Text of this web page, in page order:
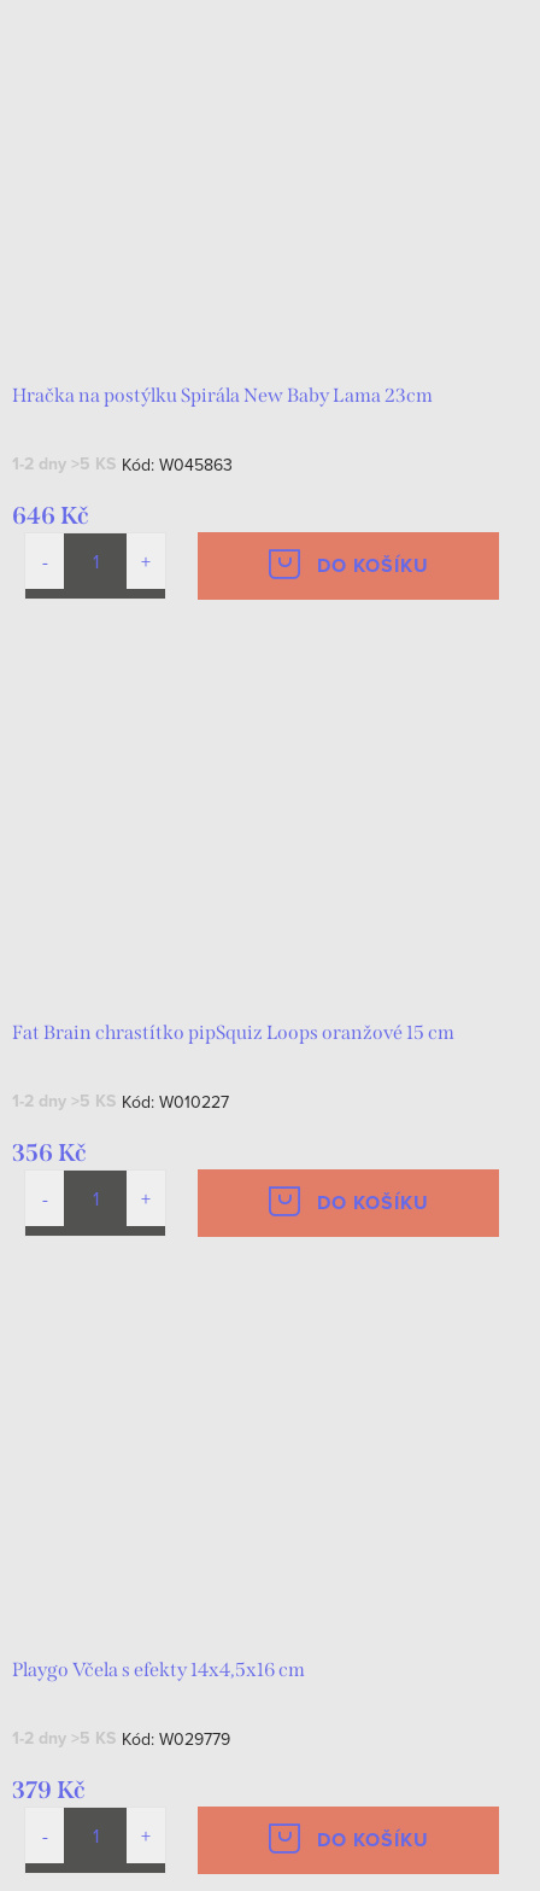
Hračka na postýlku Spirála New Baby Lama 23cm
1-2 dny >5 KS Kód: W045863
646 Kč
DO KOŠÍKU
Fat Brain chrastítko pipSquiz Loops oranžové 15 cm
1-2 dny >5 KS Kód: W010227
356 Kč
DO KOŠÍKU
Playgo Včela s efekty 14x4,5x16 cm
1-2 dny >5 KS Kód: W029779
379 Kč
DO KOŠÍKU